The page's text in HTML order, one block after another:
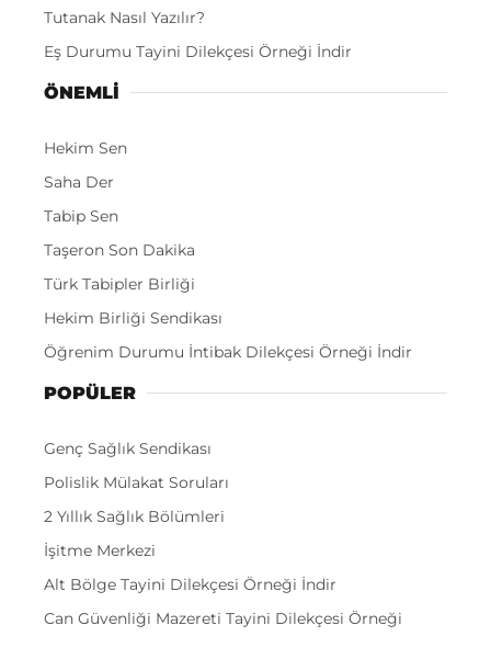
Tutanak Nasıl Yazılır?
Eş Durumu Tayini Dilekçesi Örneği İndir
ÖNEMLI
Hekim Sen
Saha Der
Tabip Sen
Taşeron Son Dakika
Türk Tabipler Birliği
Hekim Birliği Sendikası
Öğrenim Durumu İntibak Dilekçesi Örneği İndir
POPÜLER
Genç Sağlık Sendikası
Polislik Mülakat Soruları
2 Yıllık Sağlık Bölümleri
İşitme Merkezi
Alt Bölge Tayini Dilekçesi Örneği İndir
Can Güvenliği Mazereti Tayini Dilekçesi Örneği